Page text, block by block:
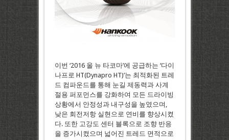
이번 ‘2016 올 뉴 타코마’에 공급하는 ‘다이
나프로 HT(Dynapro HT)’는 최적화된 트레
드 컴파운드를 통해 눈길 제동력과 사계
절용 퍼포먼스를 강화하여 모든 드라이빙
상황에서 안정성과 내구성을 높였으며,
낮은 회전저항 실현으로 연비를 향상시켰
다. 또한 고강도 센터 블록으로 조향 반응
을 증가시켰으며 넓어진 트레드 면적으로